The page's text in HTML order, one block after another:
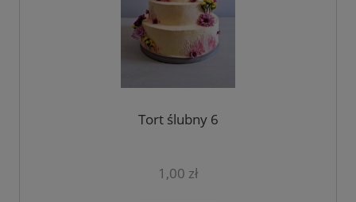
Tort ślubny 6
1,00 zł